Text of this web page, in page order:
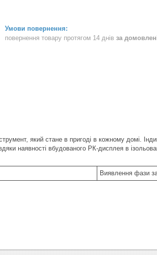
повернення товару протягом 14 днів за
який стане в пригоді в кожному домі.
наявності вбудованого РК-дисплея в
Виявлення фази